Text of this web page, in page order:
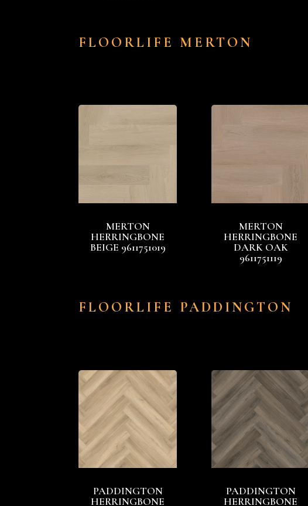
FLOORLIFE MERTON
MERTON
HERRINGBONE
BEIGE 9611751019
MERTON
HERRINGBONE
DARK OAK
9611751119
FLOORLIFE PADDINGTON
PADDINGTON
HERRINGBONE
PADDINGTON
HERRINGBONE